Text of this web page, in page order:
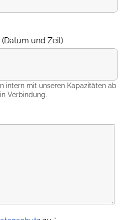
und Zeit)
intern mit unseren Kapazitäten ab
Verbindung.